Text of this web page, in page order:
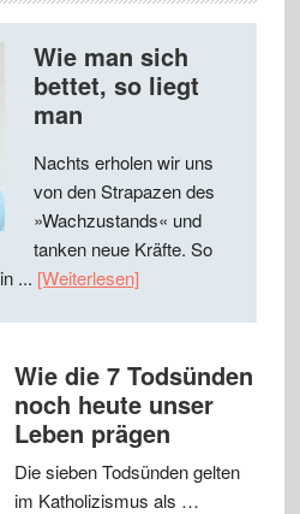
Wie man sich
bettet, so liegt
man
Nachts erholen wir uns
von den Strapazen des
»Wachzustands« und
tanken neue Kräfte. So
... [Weiterlesen]
Wie die 7 Todsünden
noch heute unser
Leben prägen
Die sieben Todsünden gelten
im Katholizismus als …